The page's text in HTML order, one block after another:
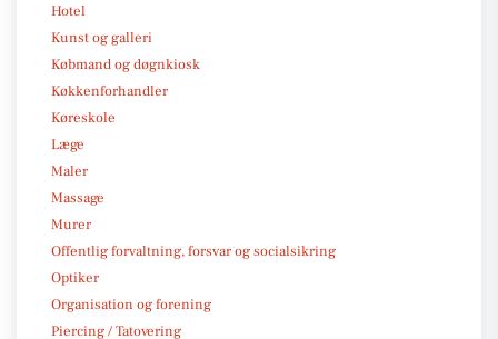
Hotel
Kunst og galleri
Købmand og døgnkiosk
Køkkenforhandler
Køreskole
Læge
Maler
Massage
Murer
Offentlig forvaltning, forsvar og socialsikring
Optiker
Organisation og forening
Piercing / Tatovering